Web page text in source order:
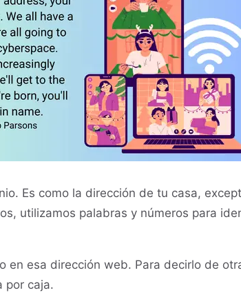
Es como la dirección de tu casa,
utilizamos palabras y números para
en esa dirección web. Para decirlo de
por caja.